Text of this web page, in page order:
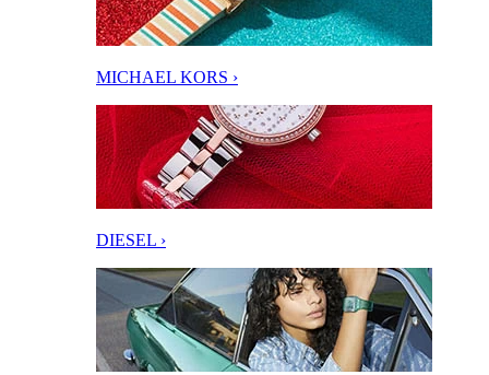
MICHAEL KORS ›
DIESEL ›